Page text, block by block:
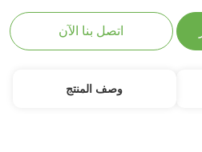
اتصل بنا الآن
وصف المنتج